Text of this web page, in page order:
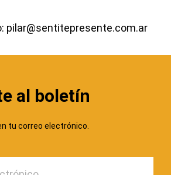
pilar@sentitepresente.com.ar
al boletín
tu correo electrónico.